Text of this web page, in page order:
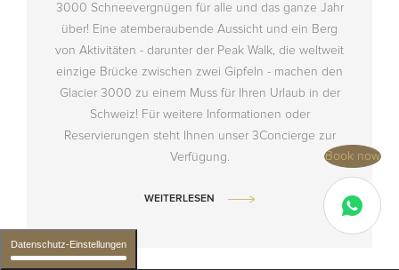
Book now
3000 Schneevergnügen für alle und das ganze Jahr
über! Eine atemberaubende Aussicht und ein Berg
von Aktivitäten - darunter der Peak Walk, die weltweit
einzige Brücke zwischen zwei Gipfeln - machen den
Glacier 3000 zu einem Muss für Ihren Urlaub in der
Schweiz! Für weitere Informationen oder
Reservierungen steht Ihnen unser 3Concierge zur
Verfügung.
WEITERLESEN
Datenschutz-Einstellungen